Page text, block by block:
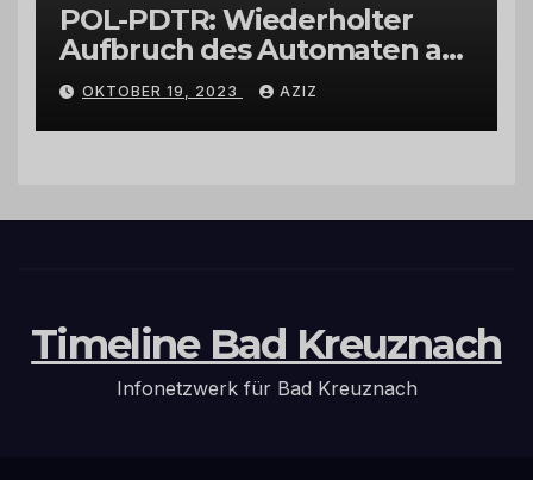
POL-PDTR: Wiederholter
Aufbruch des Automaten am
Wohnmobilstellplatz in
Hermeskeil am Labachweg
OKTOBER 19, 2023 AZIZ
Timeline Bad Kreuznach
Infonetzwerk für Bad Kreuznach